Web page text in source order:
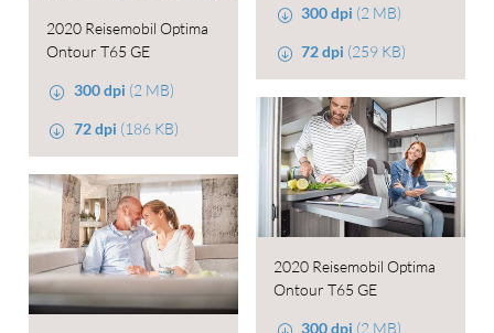
300 dpi (2 MB)
72 dpi (259 KB)
2020 Reisemobil Optima
Ontour T65 GE
300 dpi (2 MB)
72 dpi (186 KB)
2020 Reisemobil Optima
Ontour T65 GE
300 dpi (2 MB)